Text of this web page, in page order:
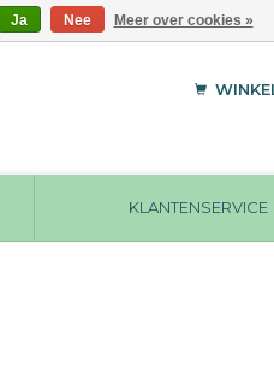
KLANTENSERVICE
Ja Nee Meer over cookies »